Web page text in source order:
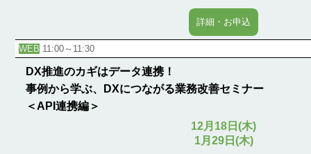
詳細・お申込
WEB 11:00～11:30
DX推進のカギはデータ連携！
事例から学ぶ、DXにつながる業務改善セミナー
＜API連携編＞
12月18日(木)
1月29日(木)